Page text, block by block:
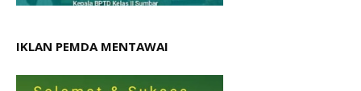
IKLAN PEMDA MENTAWAI